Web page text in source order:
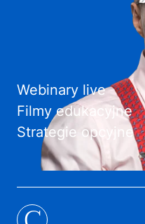
Webinary live
Filmy edukacyjne
Strategie opcyjne